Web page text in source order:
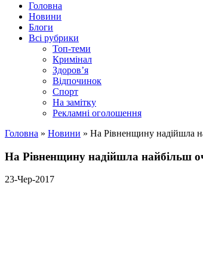
Головна
Новини
Блоги
Всі рубрики
Топ-теми
Кримінал
Здоров’я
Відпочинок
Спорт
На замітку
Рекламні оголошення
Головна » Новини » На Рівненщину надійшла
На Рівненщину надійшла найбільш
23-Чер-2017